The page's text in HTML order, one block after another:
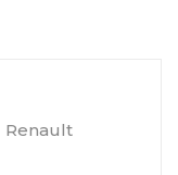
Renault